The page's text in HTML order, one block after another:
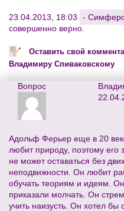
23.04.2013, 18:03 -
совершенно верно.
Оставить свой
Владимиру Спиваковскому
Вопрос
Адольф Ферьер еще в 20
любит природу, поэтому его
не может оставаться без
неподвижности. Он любит
обучать теориям и идеям.
приказали молчать. Он
учить наизусть. Он хотел бы